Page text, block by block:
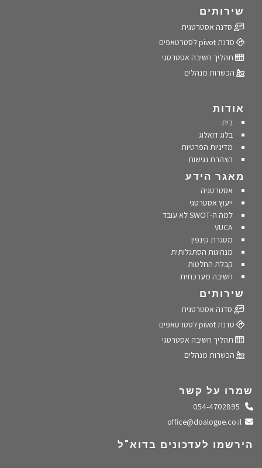
שירותים
סדנה אסטרטגית
סדנת pivot לסטרטאפים
תהליך חשיבה אסטרטגי
הכשרות מנהלים
אודות
בית
בלוג דואלוג
מדיניות הפרטיות
הצהרת נגישות
מאגר הידע
אסטרטגיה
ייעוץ אסטרטגי
למה ה-SWOT לא עובד
VUCA
מסגרת קינפין
מנהיגות הסתגלותית
קבלת החלטות
חשיבה מערכתית
שירותים
סדנה אסטרטגית
סדנת pivot לסטרטאפים
תהליך חשיבה אסטרטגי
הכשרות מנהלים
שמרו על קשר
התקשרו אלינו
שלחו מייל
הירשמו לעדכונים בדוא"ל